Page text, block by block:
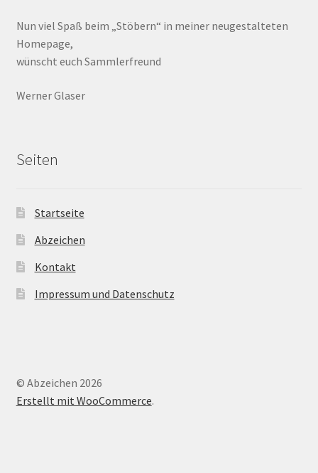
Nun viel Spaß beim „Stöbern“ in meiner neugestalteten
Homepage,
wünscht euch Sammlerfreund
Werner Glaser
Seiten
Startseite
Abzeichen
Kontakt
Impressum und Datenschutz
© Abzeichen 2026
Erstellt mit WooCommerce.